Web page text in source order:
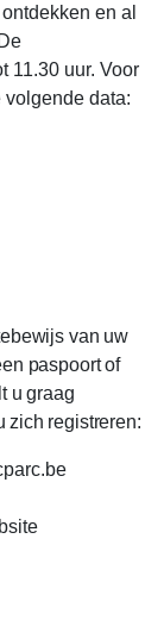
en al
11.30 uur. Voor
data:
van uw
paspoort of
u graag
zich registreren: